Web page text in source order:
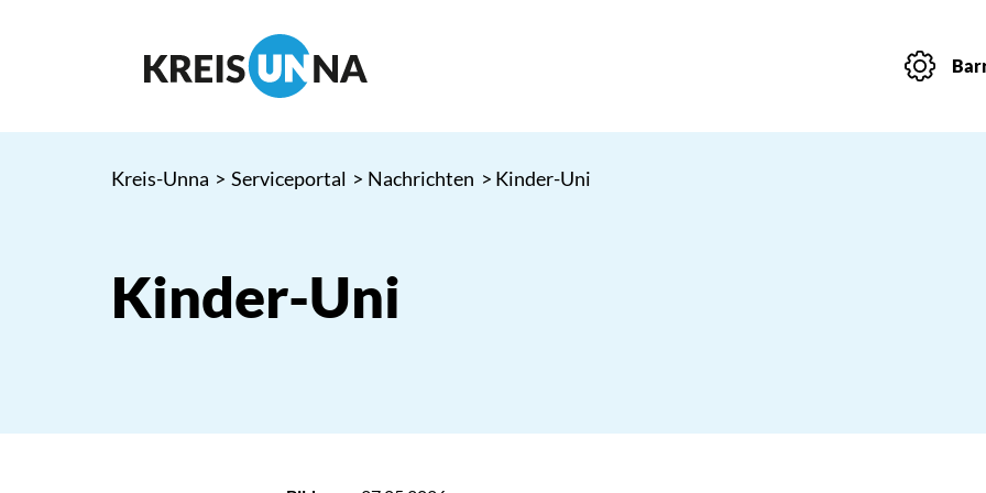
Kreis-Unna > Serviceportal > Nachrichten > Kinder-Uni
Kinder-Uni